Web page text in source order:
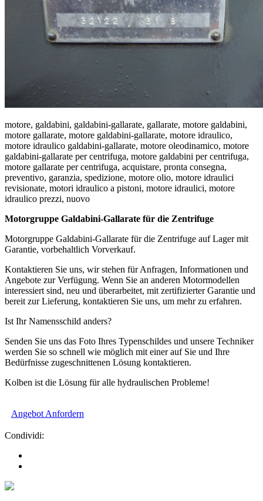
motore, galdabini, galdabini-gallarate, gallarate, motore galdabini,
motore gallarate, motore galdabini-gallarate, motore idraulico,
motore idraulico galdabini-gallarate, motore oleodinamico, motore
galdabini-gallarate per centrifuga, motore galdabini per centrifuga,
motore gallarate per centrifuga, acquistare, pronta consegna,
preventivo, garanzia, spedizione, motore olio, motore idraulici
revisionate, motori idraulico a pistoni, motore idraulici, motore
idraulico prezzi, nuovo
Motorgruppe Galdabini-Gallarate für die Zentrifuge
Motorgruppe Galdabini-Gallarate für die Zentrifuge auf Lager mit
Garantie, vorbehaltlich Vorverkauf.
Kontaktieren Sie uns, wir stehen für Anfragen, Informationen und
Angebote zur Verfügung. Wenn Sie an anderen Motormodellen
interessiert sind, neu und überarbeitet, mit zertifizierter Garantie und
bereit zur Lieferung, kontaktieren Sie uns, um mehr zu erfahren.
Ist Ihr Namensschild anders?
Senden Sie uns das Foto Ihres Typenschildes und unsere Techniker
werden Sie so schnell wie möglich mit einer auf Sie und Ihre
Bedürfnisse zugeschnittenen Lösung kontaktieren.
Kolben ist die Lösung für alle hydraulischen Probleme!
Angebot Anfordern
Condividi: